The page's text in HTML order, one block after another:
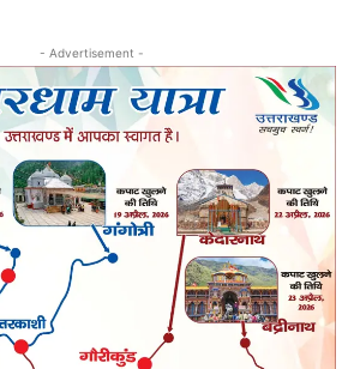
- Advertisement -